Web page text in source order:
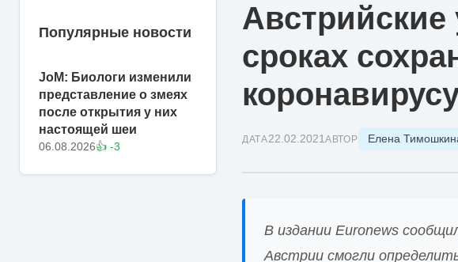
Популярные новости
JoM: Биологи изменили
представление о змеях
после открытия у них
настоящей шеи
06.08.2026👍 -3
сроках
ДАТА22.02.2021 АВТОР Елена
В издании Euronews
Австрии смогли